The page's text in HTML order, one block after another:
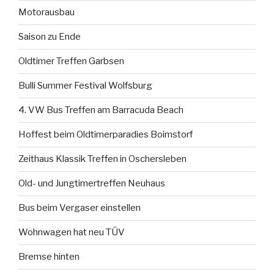
Motorausbau
Saison zu Ende
Oldtimer Treffen Garbsen
Bulli Summer Festival Wolfsburg
4. VW Bus Treffen am Barracuda Beach
Hoffest beim Oldtimerparadies Boimstorf
Zeithaus Klassik Treffen in Oschersleben
Old- und Jungtimertreffen Neuhaus
Bus beim Vergaser einstellen
Wohnwagen hat neu TÜV
Bremse hinten